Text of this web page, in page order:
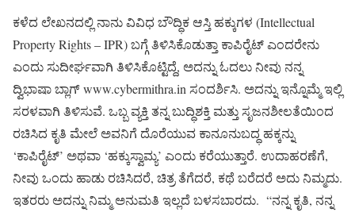
ಕಳೆದ ಲೇಖನದಲ್ಲಿ ನಾನು ವಿವಿಧ ಬೌದ್ಧಿಕ ಆಸ್ತಿ ಹಕ್ಕುಗಳ (Intellectual
Property Rights – IPR) ಬಗ್ಗೆ ತಿಳಿಸಿಕೊಡುತ್ತಾ ಕಾಪಿರೈಟ್ ಎಂದರೇನು
ಎಂದು ಸುದೀರ್ಘವಾಗಿ ತಿಳಿಸಿಕೊಟ್ಟಿದ್ದೆ, ಅದನ್ನು ಓದಲು ನೀವು ನನ್ನ
ದ್ವಿಭಾಷಾ ಬ್ಲಾಗ್ www.cybermithra.in ಸಂದರ್ಶಿಸಿ. ಅದನ್ನು ಇನ್ನೊಮ್ಮೆ ಇಲ್ಲಿ
ಸರಳವಾಗಿ ತಿಳಿಸುವೆ. ಒಬ್ಬ ವ್ಯಕ್ತಿ ತನ್ನ ಬುದ್ಧಿಶಕ್ತಿ ಮತ್ತು ಸೃಜನಶೀಲತೆಯಿಂದ
ರಚಿಸಿದ ಕೃತಿ ಮೇಲೆ ಅವನಿಗೆ ದೊರೆಯುವ ಕಾನೂನುಬದ್ಧ ಹಕ್ಕನ್ನು
‘ಕಾಪಿರೈಟ್’ ಅಥವಾ ‘ಹಕ್ಕುಸ್ವಾಮ್ಯ’ ಎಂದು ಕರೆಯುತ್ತಾರೆ. ಉದಾಹರಣೆಗೆ,
ನೀವು ಒಂದು ಹಾಡು ರಚಿಸಿದರೆ, ಚಿತ್ರ ತೆಗೆದರೆ, ಕಥೆ ಬರೆದರೆ ಅದು ನಿಮ್ಮದು.
ಇತರರು ಅದನ್ನು ನಿಮ್ಮ ಅನುಮತಿ ಇಲ್ಲದೆ ಬಳಸಬಾರದು. “ನನ್ನ ಕೃತಿ, ನನ್ನ